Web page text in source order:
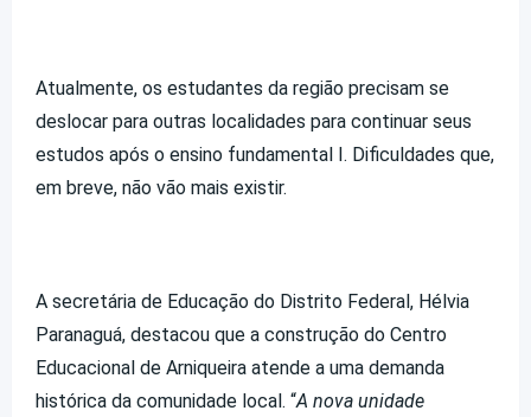
Atualmente, os estudantes da região precisam se
deslocar para outras localidades para continuar seus
estudos após o ensino fundamental I. Dificuldades que,
em breve, não vão mais existir.
A secretária de Educação do Distrito Federal, Hélvia
Paranaguá, destacou que a construção do Centro
Educacional de Arniqueira atende a uma demanda
histórica da comunidade local. “A nova unidade